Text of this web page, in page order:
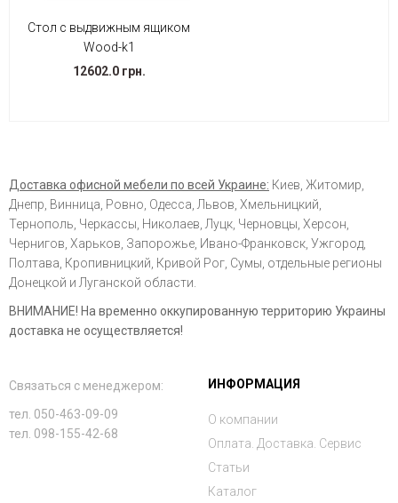
Стол с выдвижным ящиком
Wood-k1
12602.0 грн.
Доставка офисной мебели по всей Украине: Киев, Житомир,
Днепр, Винница, Ровно, Одесса, Львов, Хмельницкий,
Тернополь, Черкассы, Николаев, Луцк, Черновцы, Херсон,
Чернигов, Харьков, Запорожье, Ивано-Франковск, Ужгород,
Полтава, Кропивницкий, Кривой Рог, Сумы, отдельные регионы
Донецкой и Луганской области.
ВНИМАНИЕ! На временно оккупированную территорию Украины
доставка не осуществляется!
Связаться с менеджером:
тел. 050-463-09-09
тел. 098-155-42-68
ИНФОРМАЦИЯ
О компании
Оплата. Доставка. Сервис
Статьи
Каталог